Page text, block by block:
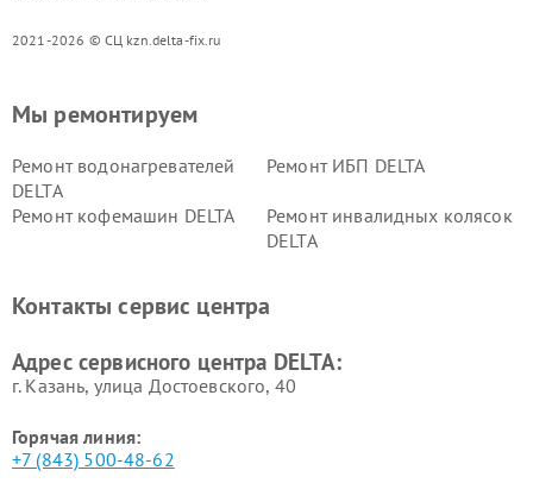
2021-2026 © СЦ kzn.delta-fix.ru
Мы ремонтируем
Ремонт водонагревателей
DELTA
Ремонт ИБП DELTA
Ремонт кофемашин DELTA
Ремонт инвалидных колясок
DELTA
Контакты сервис центра
Адрес сервисного центра DELTA:
г. Казань, улица Достоевского, 40
Горячая линия:
+7 (843) 500-48-62